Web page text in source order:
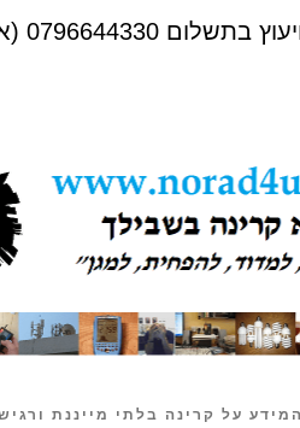
(א-ה 09:00-12:00)
על קרינה בלתי מייננת